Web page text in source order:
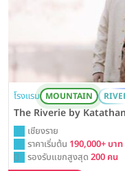
โรงแรม MOUNTAIN
The Riverie by
เชียงราย
ราคาเริ่มต้น 190,000+ บาท
รองรับแขกสูงสุด 200 คน